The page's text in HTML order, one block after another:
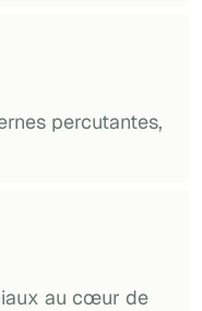
percutantes,
au cœur de